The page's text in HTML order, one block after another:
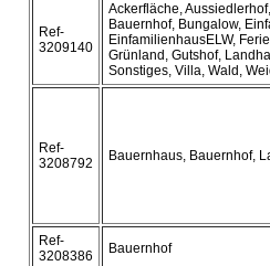
Ref-
3209140
Ackerfläche,
Bauernhof, Bungalow,
EinfamilienhausELW,
Grünland, Gutshof,
Sonstiges, Villa, Wald,
Ref-
3208792
Bauernhaus, Bauernhof,
Ref-
3208386
Bauernhof